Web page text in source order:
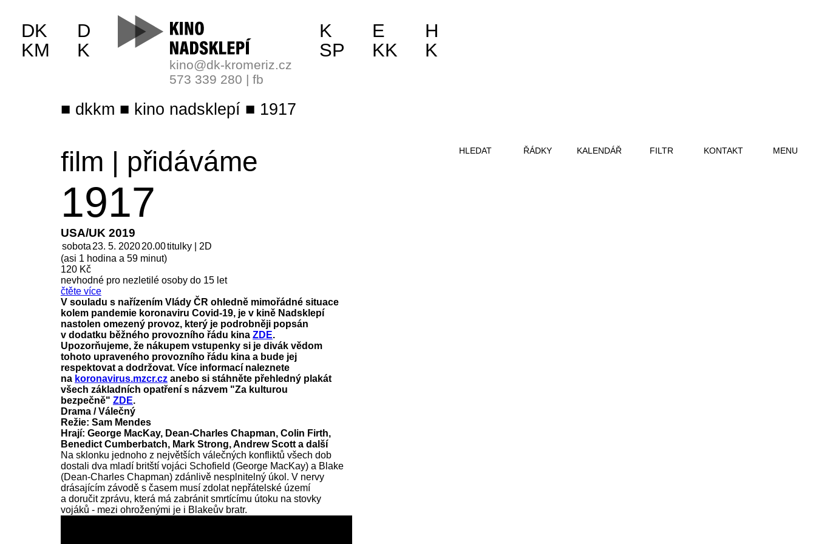
dkkm kino nadsklepí 1917
film | přidáváme
1917
USA/UK 2019
sobota 23. 5. 202020.00titulky | 2D
(asi 1 hodina a 59 minut)
120 Kč
nevhodné pro nezletilé osoby do 15 let
čtěte více
V souladu s nařízením Vlády ČR ohledně mimořádné situace
kolem pandemie koronaviru Covid-19, je v kině Nadsklepí
nastolen omezený provoz, který je podrobněji popsán
v dodatku běžného provozního řádu kina ZDE.
Upozorňujeme, že nákupem vstupenky si je divák vědom
tohoto upraveného provozního řádu kina a bude jej
respektovat a dodržovat. Více informací naleznete
na koronavirus.mzcr.czanebo si stáhněte přehledný plakát
všech základních opatření s názvem "Za kulturou
bezpečně" ZDE.
Drama / Válečný
Režie: Sam Mendes
Hrají: George MacKay, Dean-Charles Chapman, Colin Firth,
Benedict Cumberbatch, Mark Strong, Andrew Scott a další
Na sklonku jednoho z největších válečných konfliktů všech dob
dostali dva mladí britští vojáci Schofield (George MacKay) a Blake
(Dean-Charles Chapman) zdánlivě nesplnitelný úkol. V nervy
drásajícím závodě s časem musí zdolat nepřátelské území
a doručit zprávu, která má zabránit smrtícímu útoku na stovky
vojáků - mezi ohroženými je i Blakeův bratr.
DK
KM
D
K
kino@dk-kromeriz.cz
573 339 280 | fb
K
SP
E
KK
H
K
HLEDAT ŘÁDKY KALENDÁŘ FILTR KONTAKT MENU